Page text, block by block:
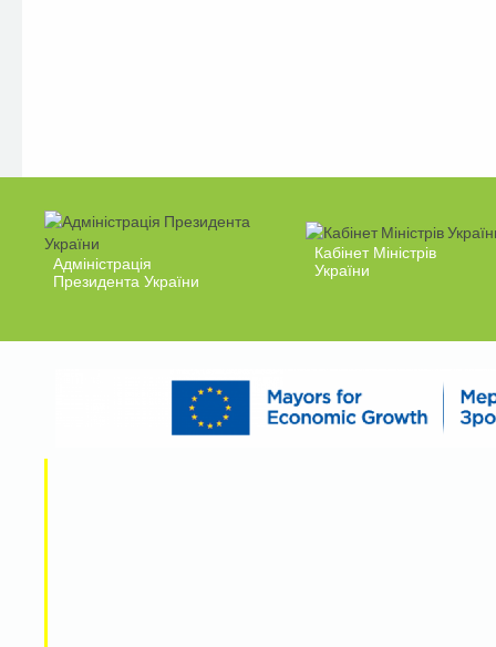
Адміністрація
Президента України
Кабінет Міністрів
України